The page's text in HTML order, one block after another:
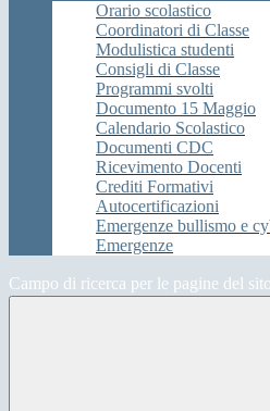
Orario scolastico
Coordinatori di Classe
Modulistica studenti
Consigli di Classe
Programmi svolti
Documento 15 Maggio
Calendario Scolastico
Documenti CDC
Ricevimento Docenti
Crediti Formativi
Autocertificazioni
Emergenze bullismo e
Emergenze
Campo di ricerca per le pagine del sito